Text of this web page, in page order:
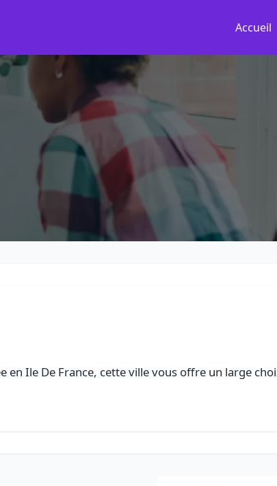
Accueil
en Ile De France, cette ville vous offre un large